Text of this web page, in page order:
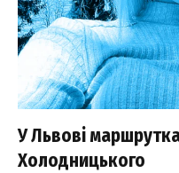
У Львові
Холодницького